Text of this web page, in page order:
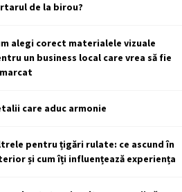
de la birou?
alegi corect materialele vizuale
un business local care vrea să fie
care aduc armonie
pentru țigări rulate: ce ascund în
și cum îți influențează experiența